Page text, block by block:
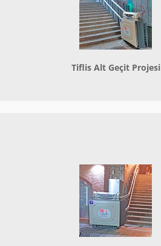
Tiflis Alt Geçit Projesi